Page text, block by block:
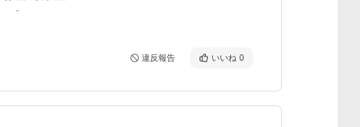
-
違反報告 いいね 0